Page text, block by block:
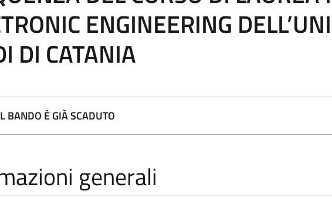
ENGINEERING
DI CATANIA
BANDO È GIÀ SCADUTO
generali